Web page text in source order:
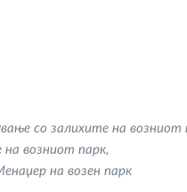
со залихите на возниот
возниот парк
на возен парк